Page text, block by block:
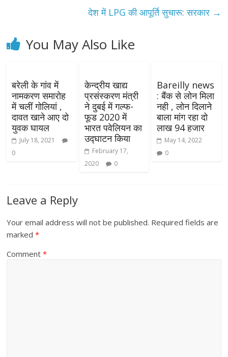
देश में LPG की आपूर्ति सुचारू: सरकार →
You May Also Like
बरेली के गांव में
नामकरण समारोह
में चलीं गोलियां ,
दावत खाने आए दो
युवक घायल
July 18, 2021
0
केन्द्रीय खाद्य
प्रसंस्करण मंत्री
ने दुबई में गल्फ-
फूड 2020 में
भारत पवेलियन का
उद्घाटन किया
February 17,
2020
0
Bareilly news
: बैंक से लोन मिला
नही , लोन दिलाने
बाला मांग रहा दो
लाख 94 हजार
May 14, 2022
0
Leave a Reply
Your email address will not be published. Required fields are
marked*
Comment*